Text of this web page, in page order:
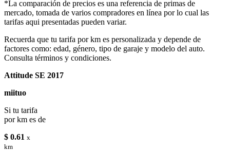
*La comparación de precios es una referencia de primas de
mercado, tomada de varios compradores en línea por lo cual las
tarifas aqui presentadas pueden variar.
Recuerda que tu tarifa por km es personalizada y depende de
factores como: edad, género, tipo de garaje y modelo del auto.
Consulta términos y condiciones.
Attitude SE 2017
miituo
Si tu tarifa
por km es de
$ 0.61 x
km